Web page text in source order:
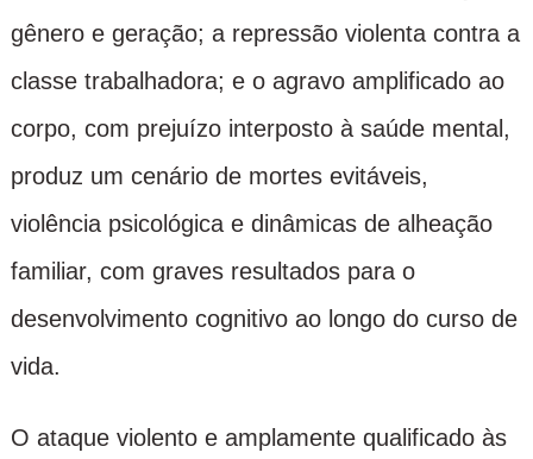
gênero e geração; a repressão violenta contra a
classe trabalhadora; e o agravo amplificado ao
corpo, com prejuízo interposto à saúde mental,
produz um cenário de mortes evitáveis,
violência psicológica e dinâmicas de alheação
familiar, com graves resultados para o
desenvolvimento cognitivo ao longo do curso de
vida.
O ataque violento e amplamente qualificado às